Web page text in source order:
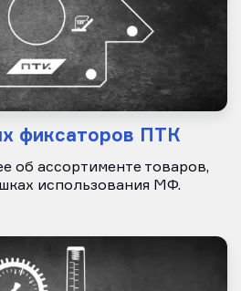
фиксаторов ПТК
об ассортименте товаров,
использования МФ.